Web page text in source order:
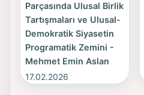
Parçasında Ulusal Birlik
Tartışmaları ve Ulusal-
Demokratik Siyasetin
Programatik Zemini -
Mehmet Emin Aslan
17.02.2026